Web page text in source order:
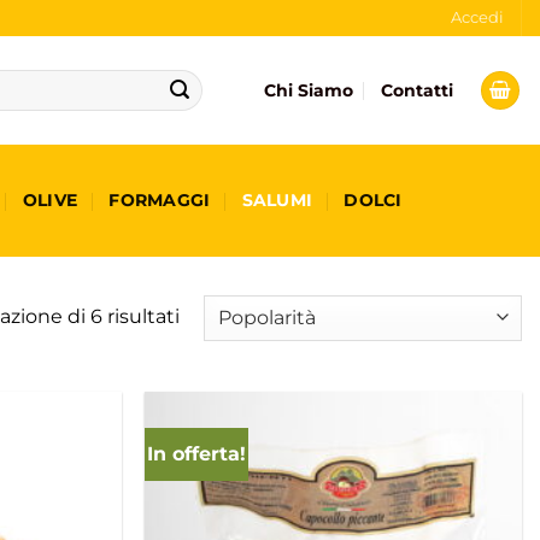
Accedi
Chi Siamo Contatti
OLIVE FORMAGGI SALUMI DOLCI
di 6 risultatiPopolarità
In offerta!